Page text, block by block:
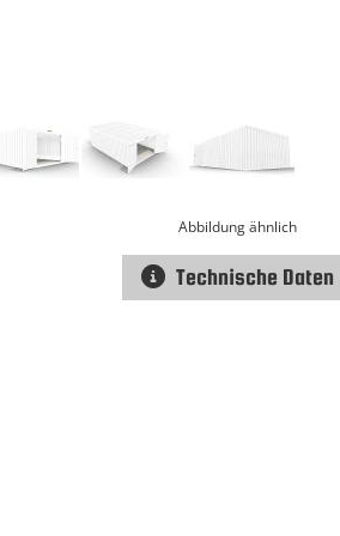
Abbildung ähnlich
Technische Daten